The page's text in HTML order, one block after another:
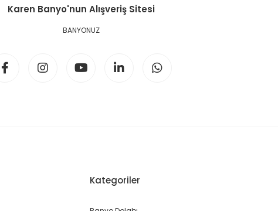
Karen Banyo'nun Alışveriş Sitesi
BANYONUZ
Kategoriler